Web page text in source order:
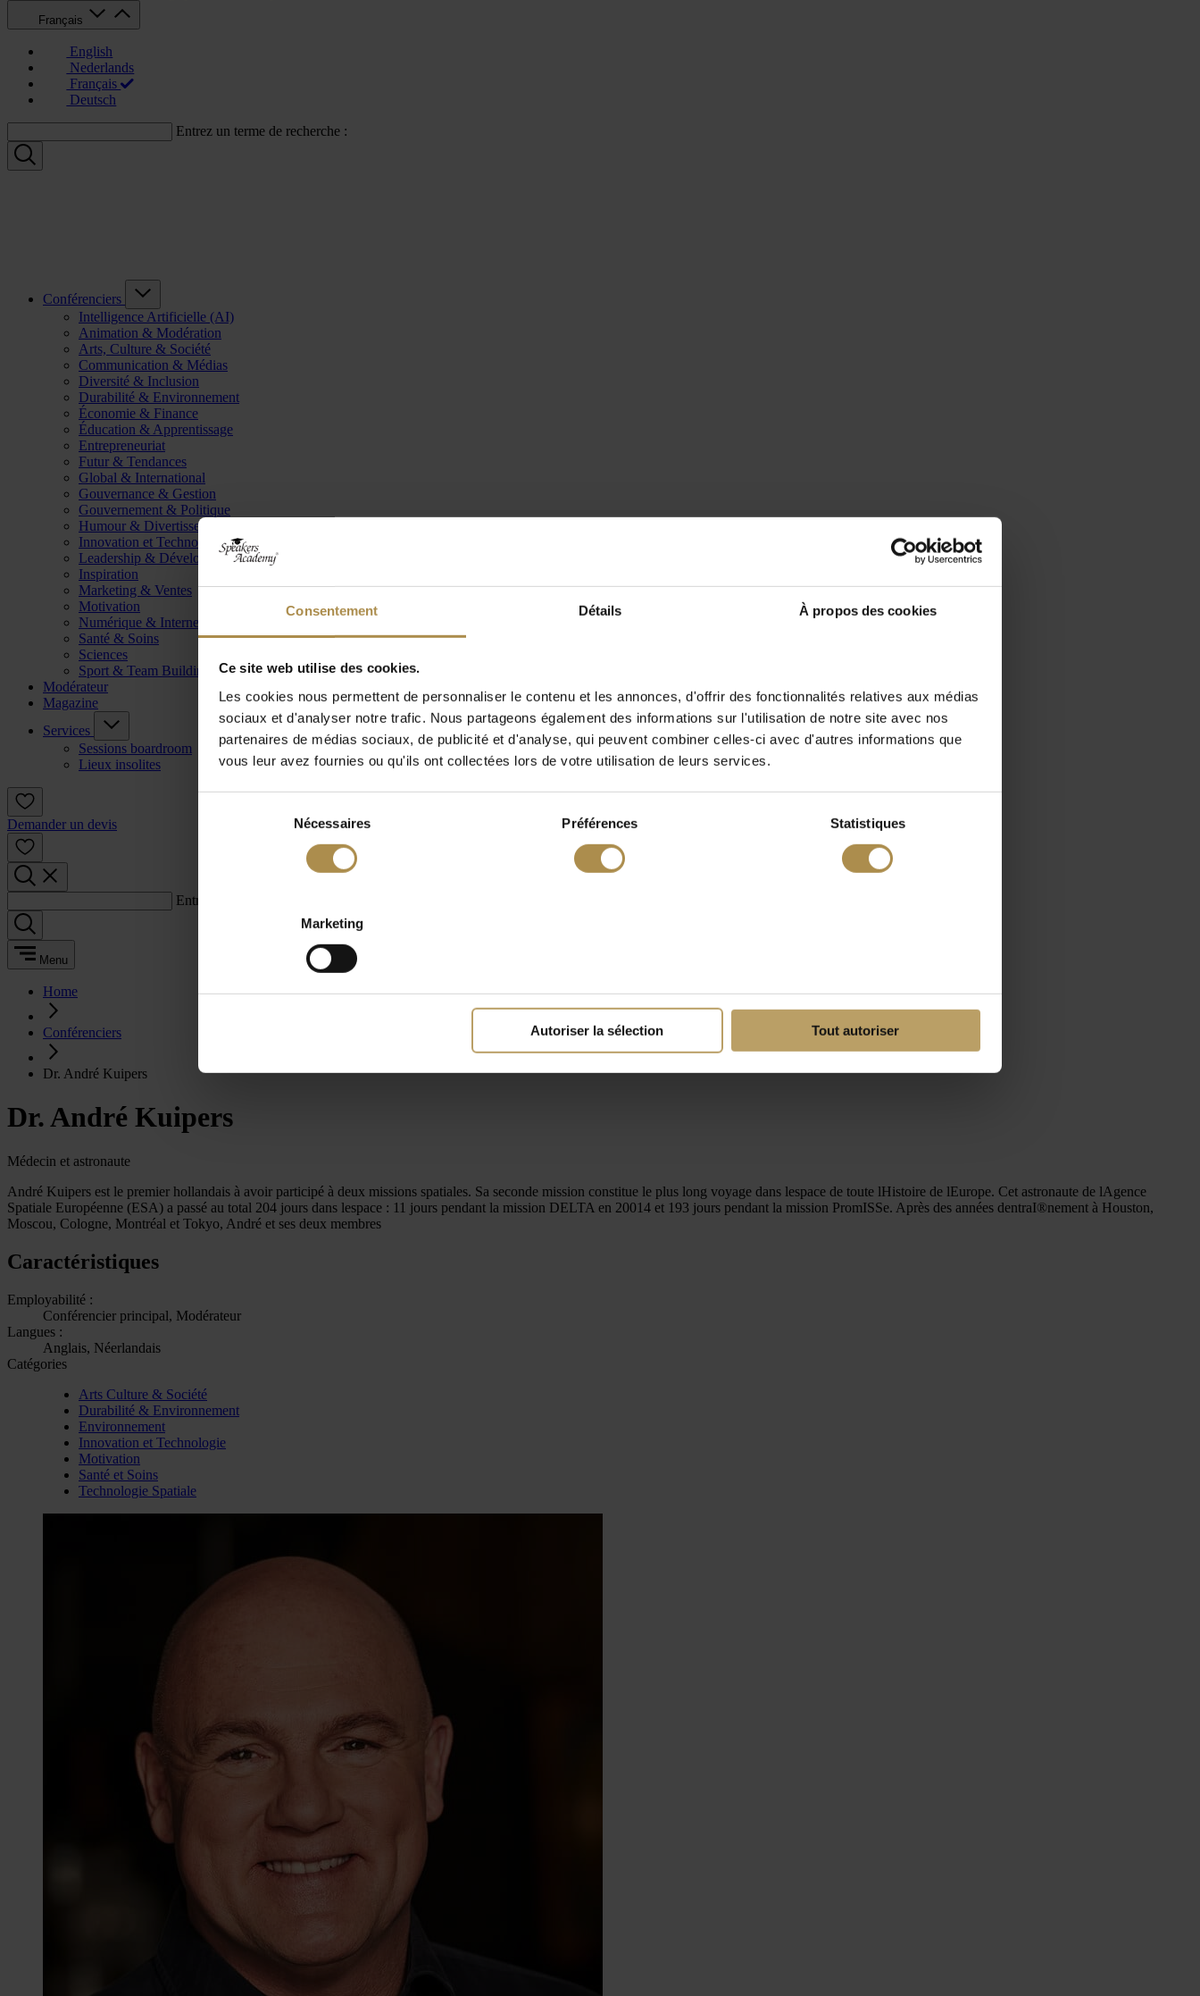
Consentement Détails À propos des cookies
Ce site web utilise des cookies.
Les cookies nous permettent de personnaliser le contenu et les annonces, d'offrir des fonctionnalités relatives aux médias
sociaux et d'analyser notre trafic. Nous partageons également des informations sur l'utilisation de notre site avec nos
partenaires de médias sociaux, de publicité et d'analyse, qui peuvent combiner celles-ci avec d'autres informations que
vous leur avez fournies ou qu'ils ont collectées lors de votre utilisation de leurs services.
Nécessaires Préférences Statistiques
Marketing
Autoriser la sélection Tout autoriser
Français
English
Nederlands
Français
Deutsch
Entrez un terme de recherche :
Conférenciers
Intelligence Artificielle (AI)
Animation & Modération
Arts, Culture & Société
Communication & Médias
Diversité & Inclusion
Durabilité & Environnement
Économie & Finance
Éducation & Apprentissage
Entrepreneuriat
Futur & Tendances
Global & International
Gouvernance & Gestion
Gouvernement & Politique
Humour & Divertissement
Innovation et Technologie
Leadership & Développement
Inspiration
Marketing & Ventes
Motivation
Numérique & Internet
Santé & Soins
Sciences
Sport & Team Building
Modérateur
Magazine
Services
Sessions boardroom
Lieux insolites
Demander un devis
Entrez un terme de recherche :
Menu
Home
Conférenciers
Dr. André Kuipers
Dr. André Kuipers
Médecin et astronaute
André Kuipers est le premier hollandais à avoir participé à deux missions spatiales. Sa seconde mission constitue le plus long voyage dans lespace de toute lHistoire de lEurope. Cet astronaute de lAgence
Spatiale Européenne (ESA) a passé au total 204 jours dans lespace : 11 jours pendant la mission DELTA en 20014 et 193 jours pendant la mission PromISSe. Après des années dentraI®nement à Houston,
Moscou, Cologne, Montréal et Tokyo, André et ses deux membres
Caractéristiques
Employabilité :
Conférencier principal, Modérateur
Langues :
Anglais, Néerlandais
Catégories
Arts Culture & Société
Durabilité & Environnement
Environnement
Innovation et Technologie
Motivation
Santé et Soins
Technologie Spatiale